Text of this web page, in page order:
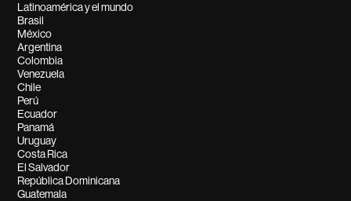
Latinoamérica y el mundo
Brasil
México
Argentina
Colombia
Venezuela
Chile
Perú
Ecuador
Panamá
Uruguay
Costa Rica
El Salvador
República Dominicana
Guatemala